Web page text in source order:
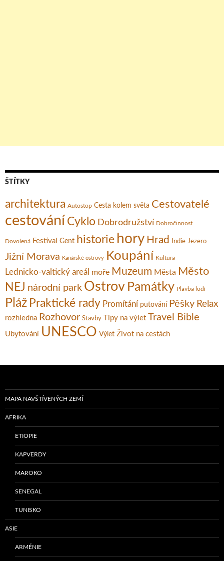
ŠTÍTKY
architektura Autostop Cesta kolem světa Cestovatelé
cestování Cyklo Dobrodružství Dobročinnost
Dovolená Festival Gent historie hory Hrad Indie Jezero
Jižní Morava Kanárské ostrovy Koupání Kultura
Lednicko-valtický areál moře Muzeum Města Město
NEJ národní park Ostrov Památky Plavba lodí
Pláž Praktické rady Promítání putování Pěšky Relax
rozhledna Rozhovor Stavby Tipy na výlet Travel Bible
Ubytování UNESCO Výlet Život na cestách
MAPA NAVŠTÍVENÝCH ZEMÍ
AFRIKA
ETIOPIE
KAPVERDY
MAROKO
SENEGAL
TUNISKO
ASIE
ARMÉNIE